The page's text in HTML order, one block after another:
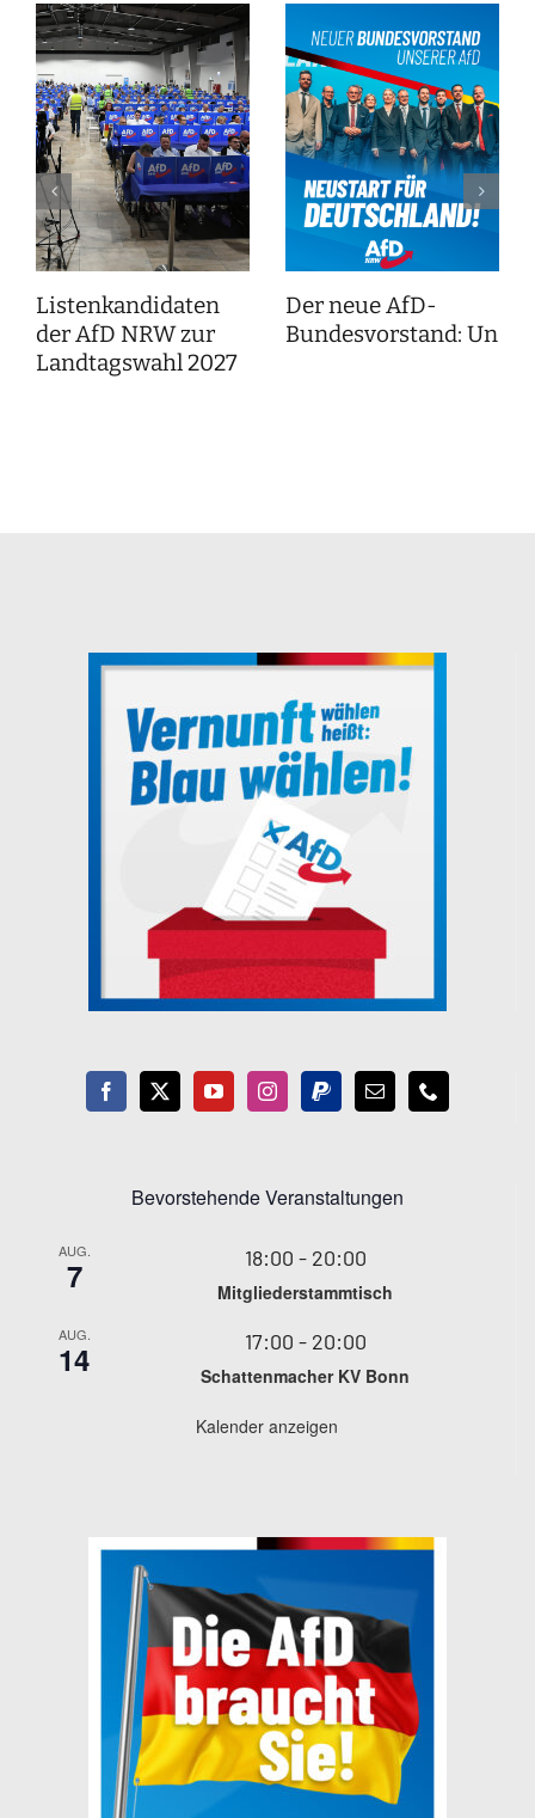
Listenkandidaten
der AfD NRW zur
Landtagswahl 2027
Der neue AfD-
Bundesvorstand:
Bevorstehende Veranstaltungen
AUG.
7 18:00 - 20:00
Mitgliederstammtisch
AUG.
14 17:00 - 20:00
Schattenmacher KV Bonn
Kalender anzeigen